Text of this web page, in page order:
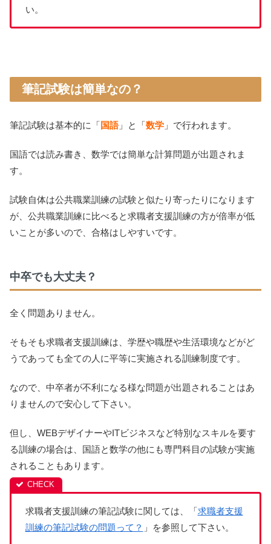
い。
筆記試験は簡単なの？
筆記試験は基本的に「国語」と「数学 」で行われます。
国語では読み書き、数学では簡単な計算問題が出題されま
す。
試験自体は公共職業訓練の試験と似たり寄ったりになります
が、公共職業訓練に比べると求職者支援訓練の方が倍率が低
いことが多いので、合格はしやすいです。
中卒でも大丈夫？
全く問題ありません。
そもそも求職者支援訓練は、学歴や職歴や生活環境などがど
うであっても全ての人に平等に実施される訓練制度です。
なので、中卒者が不利になる様な問題が出題されることはあ
りませんので安心して下さい。
但し、WEBデザイナーやITビジネスなど特別なスキルを要す
る訓練の場合は、国語と数学の他にも専門科目の試験が実施
されることもあります。
求職者支援訓練の筆記試験に関しては、「求職者支援
訓練の筆記試験の問題って？ 」を参照して下さい。